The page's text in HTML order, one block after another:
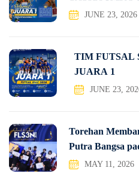
JUNE 23, 2026
TIM FUTSAL
JUARA 1
JUNE 23,
Torehan
Putra Bangsa
MAY 11, 2026